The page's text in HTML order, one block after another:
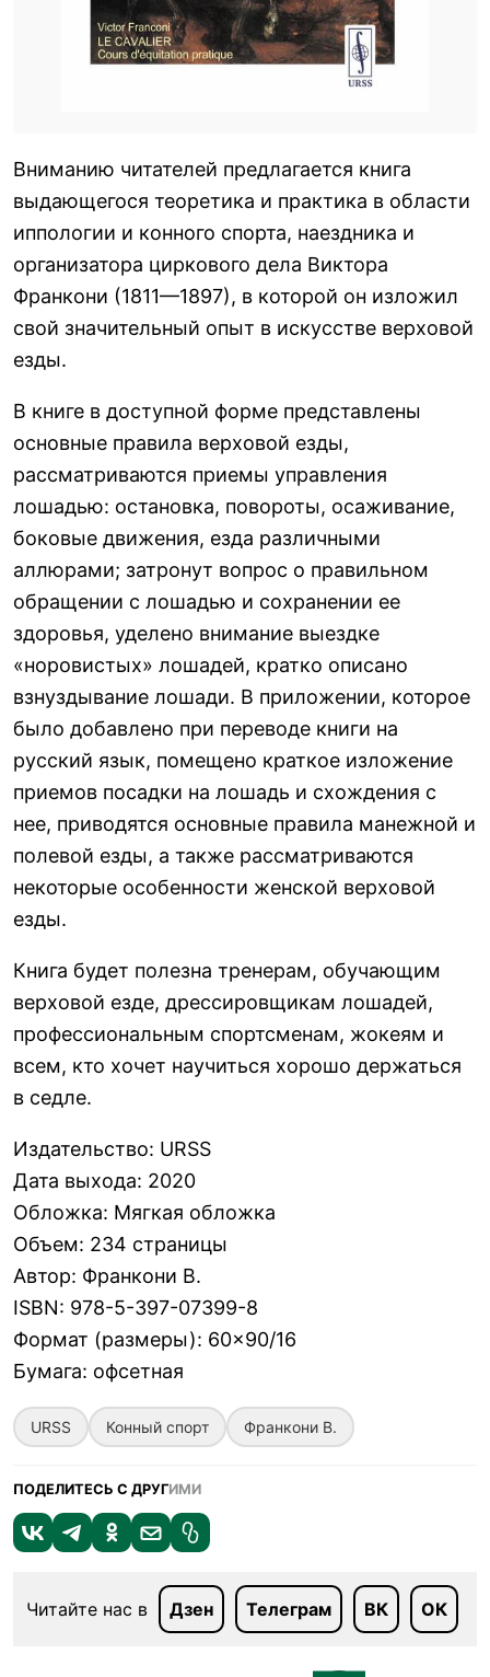
Вниманию читателей предлагается книга
выдающегося теоретика и практика в области
иппологии и конного спорта, наездника и
организатора циркового дела Виктора
Франкони (1811—1897), в которой он изложил
свой значительный опыт в искусстве верховой
езды.
В книге в доступной форме представлены
основные правила верховой езды,
рассматриваются приемы управления
лошадью: остановка, повороты, осаживание,
боковые движения, езда различными
аллюрами; затронут вопрос о правильном
обращении с лошадью и сохранении ее
здоровья, уделено внимание выездке
«норовистых» лошадей, кратко описано
взнуздывание лошади. В приложении, которое
было добавлено при переводе книги на
русский язык, помещено краткое изложение
приемов посадки на лошадь и схождения с
нее, приводятся основные правила манежной и
полевой езды, а также рассматриваются
некоторые особенности женской верховой
езды.
Книга будет полезна тренерам, обучающим
верховой езде, дрессировщикам лошадей,
профессиональным спортсменам, жокеям и
всем, кто хочет научиться хорошо держаться
в седле.
Издательство: URSS
Дата выхода: 2020
Обложка: Мягкая обложка
Объем: 234 страницы
Автор: Франкони В.
ISBN: 978-5-397-07399-8
Формат (размеры): 60×90/16
Бумага: офсетная
URSS Конный спорт Франкони В.
ПОДЕЛИТЕСЬ С ДРУГИМИ
Читайте нас в Дзен Телеграм ВК ОК